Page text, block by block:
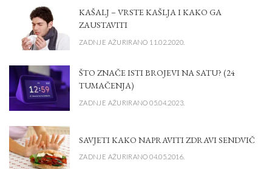
KAŠALJ – VRSTE KAŠLJA I KAKO GA
ZAUSTAVITI
ZADNJE AŽURIRANO 11.02.2020.
ŠTO ZNAČE ISTI BROJEVI NA SATU? (24
TUMAČENJA)
ZADNJE AŽURIRANO 05.04.2023.
SAVJETI KAKO NAPRAVITI ZDRAVI SENDVIČ
ZADNJE AŽURIRANO 04.05.2016.